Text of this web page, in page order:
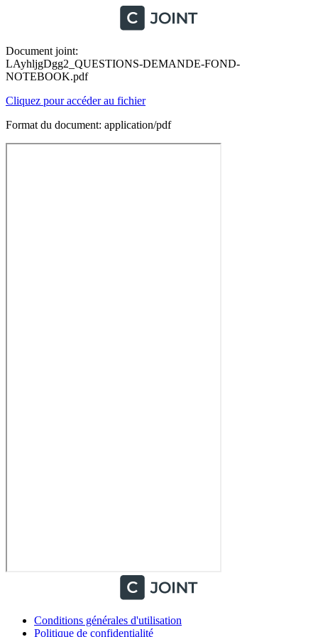
Document joint:
LAyhljgDgg2_QUESTIONS-DEMANDE-FOND-
NOTEBOOK.pdf
Cliquez pour accéder au fichier
Format du document: application/pdf
Conditions générales d'utilisation
Politique de confidentialité